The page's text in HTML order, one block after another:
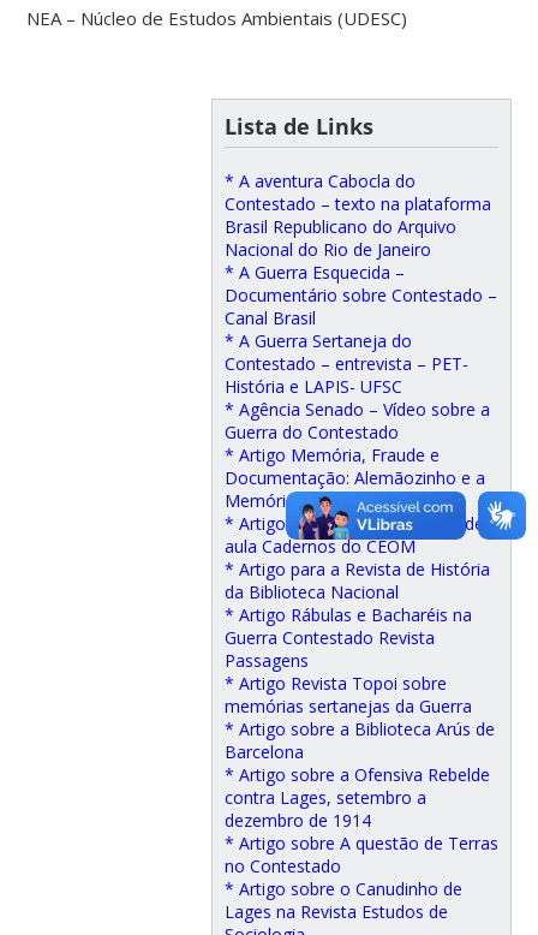
NEA – Núcleo de Estudos Ambientais (UDESC)
Lista de Links
* A aventura Cabocla do
Contestado – texto na plataforma
Brasil Republicano do Arquivo
Nacional do Rio de Janeiro
* A Guerra Esquecida –
Documentário sobre Contestado –
Canal Brasil
* A Guerra Sertaneja do
Contestado – entrevista – PET-
História e LAPIS- UFSC
* Agência Senado – Vídeo sobre a
Guerra do Contestado
* Artigo Memória, Fraude e
Documentação: Alemãozinho e a
Memória das Formas.
* Artigo O Contestado na sala de
aula Cadernos do CEOM
* Artigo para a Revista de História
da Biblioteca Nacional
* Artigo Rábulas e Bacharéis na
Guerra Contestado Revista
Passagens
* Artigo Revista Topoi sobre
memórias sertanejas da Guerra
* Artigo sobre a Biblioteca Arús de
Barcelona
* Artigo sobre a Ofensiva Rebelde
contra Lages, setembro a
dezembro de 1914
* Artigo sobre A questão de Terras
no Contestado
* Artigo sobre o Canudinho de
Lages na Revista Estudos de